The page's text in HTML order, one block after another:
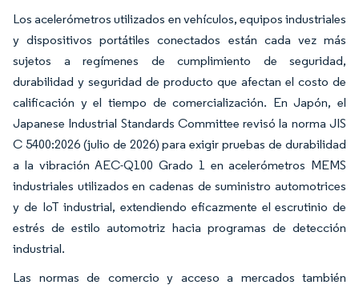
Los acelerómetros utilizados en vehículos, equipos industriales
y dispositivos portátiles conectados están cada vez más
sujetos a regímenes de cumplimiento de seguridad,
durabilidad y seguridad de producto que afectan el costo de
calificación y el tiempo de comercialización. En Japón, el
Japanese Industrial Standards Committee revisó la norma JIS
C 5400:2026 (julio de 2026) para exigir pruebas de durabilidad
a la vibración AEC-Q100 Grado 1 en acelerómetros MEMS
industriales utilizados en cadenas de suministro automotrices
y de IoT industrial, extendiendo eficazmente el escrutinio de
estrés de estilo automotriz hacia programas de detección
industrial.
Las normas de comercio y acceso a mercados también